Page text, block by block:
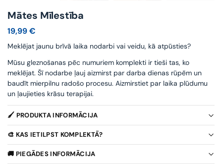
Mātes Mīlestība
19,99€
Meklējat jaunu brīvā laika nodarbi vai veidu, kā atpūsties?
Mūsu gleznošanas pēc numuriem komplekti ir tieši tas, ko
meklējat. Šī nodarbe ļauj aizmirst par darba dienas rūpēm un
baudīt mierpilnu radošo procesu. Aizmirstiet par laika plūdumu
un ļaujieties krāsu terapijai.
🖌️ PRODUKTA INFORMĀCIJA
🎨 KAS IETILPST KOMPLEKTĀ?
🚚 PIEGĀDES INFORMĀCIJA